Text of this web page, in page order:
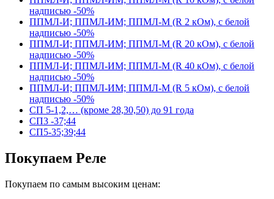
надписью -50%
ППМЛ-И; ППМЛ-ИМ; ППМЛ-М (R 2 кОм), с белой
надписью -50%
ППМЛ-И; ППМЛ-ИМ; ППМЛ-М (R 20 кОм), с белой
надписью -50%
ППМЛ-И; ППМЛ-ИМ; ППМЛ-М (R 40 кОм), с белой
надписью -50%
ППМЛ-И; ППМЛ-ИМ; ППМЛ-М (R 5 кОм), с белой
надписью -50%
СП 5-1,2,… (кроме 28,30,50) до 91 года
СП3 -37;44
СП5-35;39;44
Покупаем Реле
Покупаем по самым высоким ценам: